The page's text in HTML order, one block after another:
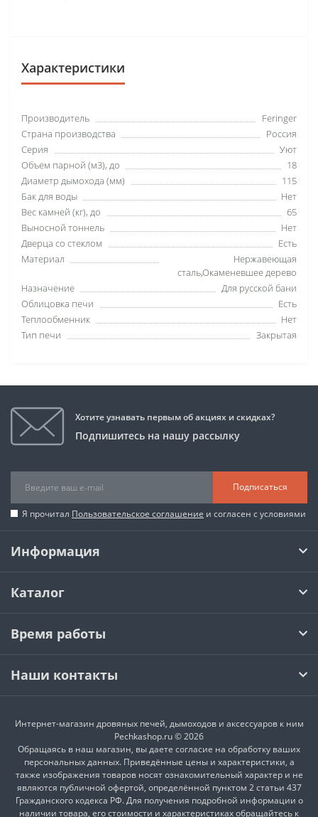
Характеристики
Производитель
Feringer
Страна производства
Россия
Серия
Уют
Объем парной (м3), до
18
Диаметр дымохода (мм)
115
Бак для воды
Нет
Вес камней (кг), до
65
Выносной тоннель
Нет
Дверца со стеклом
Есть
Материал
Нержавеющая
сталь,Окаменевшее дерево
Назначение
Для русской бани
Облицовка печи
Есть
Теплообменник
Нет
Тип печи
Закрытая
Хотите узнавать первым об акциях и скидках?
Подпишитесь на нашу рассылку
Подписаться
Я прочитал Пользовательское соглашение и согласен с условиями
Информация
Каталог
Время работы
Наши контакты
Интернет-магазин дровяных печей, дымоходов и аксессуаров к ним
Pechkashop.ru © 2026
Обращаясь в наш магазин, вы даете согласие на обработку ваших
персональных данных. Приведённые цены и характеристики, а
также изображения товаров носят ознакомительный характер и не
являются публичной офертой, определённой пунктом 2 статьи 437
Гражданского кодекса РФ. Для получения подробной информации о
наличии товара, его стоимости и характеристиках обращайтесь к